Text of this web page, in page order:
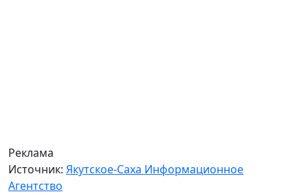
Реклама
Источник: Якутское-Саха Информационное
Агентство